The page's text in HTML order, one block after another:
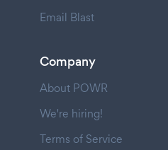
Email Blast
Company
About POWR
We're hiring!
Terms of Service